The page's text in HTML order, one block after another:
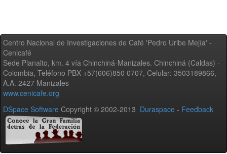
Centro Nacional de Investigaciones de Café 'Pedro Uribe Mejía' -
Cenicafé
Sede Planalto, km. 4 vía Chinchiná-Manizales. Chinchiná (Caldas) -
Colombia, Teléfono PBX +57(606)850 0707, Celular: 3503189866,
A.A. 2427 Manizales
www.cenicafe.org
DSpace Software Copyright © 2002-2013 Duraspace - Feedback